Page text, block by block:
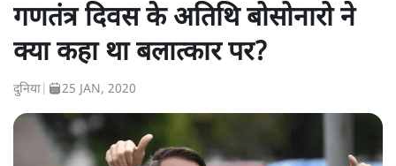
गणतंत्र दिवस के अतिथि बोसोनारो ने
क्या कहा था बलात्कार पर?
दुनिया 25 JAN, 2020